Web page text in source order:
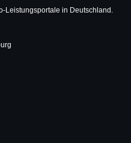
Leistungsportale in Deutschland.